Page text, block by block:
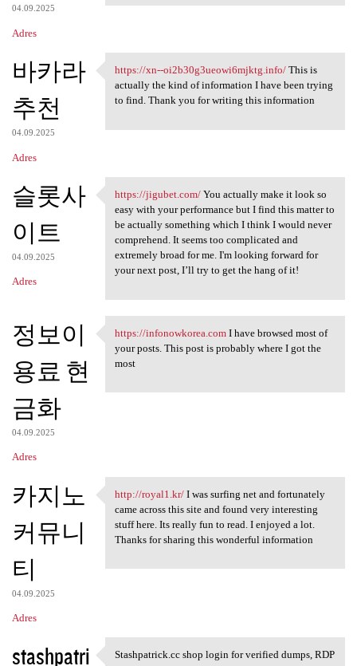
04.09.2025
Adres
바카라
추천
04.09.2025
Adres
https://xn-
https://xn--oi2b30g3ueowi6mjktg.info/This is
actually the kind of information I have been trying
to find. Thank you for writing this information
슬롯사
이트
04.09.2025
Adres
https://jigubet.com/ You
https://jigubet.com/You actually make it look so
easy with your performance but I find this matter to
be actually something which I think I would never
comprehend. It seems too complicated and
extremely broad for me. I'm looking forward for
your next post, I’ll try to get the hang of it!
정보이
용료 현
금화
04.09.2025
Adres
https://infonowkorea.com I
https://infonowkorea.comI have browsed most of
your posts. This post is probably where I got the
most
카지노
커뮤니
티
04.09.2025
Adres
http://royal1.kr/ I was
http://royal1.kr/I was surfing net and fortunately
came across this site and found very interesting
stuff here. Its really fun to read. I enjoyed a lot.
Thanks for sharing this wonderful information
stashpatri
Stashpatrick.cc shop login for verified dumps, RDP